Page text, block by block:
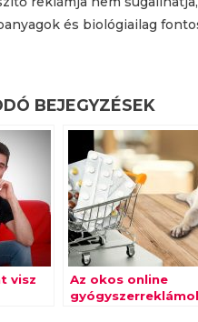
és biológiailag
BEJEGYZÉSEK
visz
Az okos online